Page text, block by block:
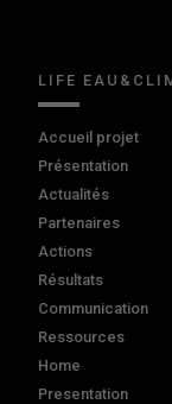
LIFE
Accueil projet
Présentation
Actualités
Partenaires
Actions
Résultats
Communication
Ressources
Home
Presentation